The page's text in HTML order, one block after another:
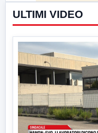
ULTIMI VIDEO